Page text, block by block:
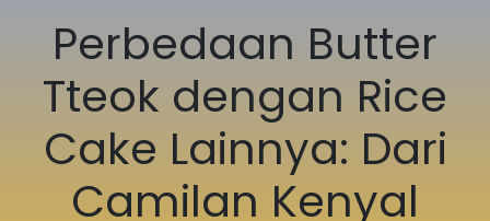
Perbedaan Butter
Tteok dengan Rice
Cake Lainnya: Dari
Camilan Kenyal